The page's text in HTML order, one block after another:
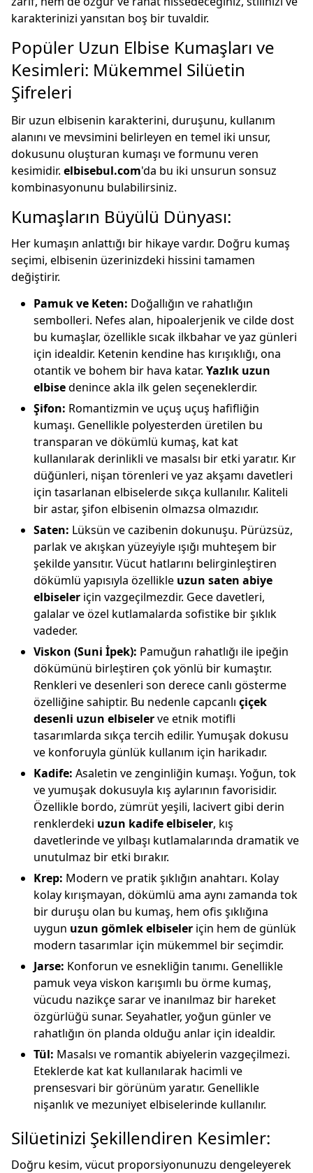
karakterinizi yansıtan boş bir tuvaldir.
Popüler Uzun Elbise Kumaşları ve
Kesimleri: Mükemmel Silüetin
Şifreleri
Bir uzun elbisenin karakterini, duruşunu, kullanım
alanını ve mevsimini belirleyen en temel iki unsur,
dokusunu oluşturan kumaşı ve formunu veren
kesimidir. elbisebul.com'da bu iki unsurun sonsuz
kombinasyonunu bulabilirsiniz.
Kumaşların Büyülü Dünyası:
Her kumaşın anlattığı bir hikaye vardır. Doğru kumaş
seçimi, elbisenin üzerinizdeki hissini tamamen
değiştirir.
Pamuk ve Keten: Doğallığın ve rahatlığın
sembolleri. Nefes alan, hipoalerjenik ve cilde dost
bu kumaşlar, özellikle sıcak ilkbahar ve yaz günleri
için idealdir. Ketenin kendine has kırışıklığı, ona
otantik ve bohem bir hava katar. Yazlık uzun
elbisedenince akla ilk gelen seçeneklerdir.
Şifon: Romantizmin ve uçuş uçuş hafifliğin
kumaşı. Genellikle polyesterden üretilen bu
transparan ve dökümlü kumaş, kat kat
kullanılarak derinlikli ve masalsı bir etki yaratır. Kır
düğünleri, nişan törenleri ve yaz akşamı davetleri
için tasarlanan elbiselerde sıkça kullanılır. Kaliteli
bir astar, şifon elbisenin olmazsa olmazıdır.
Saten: Lüksün ve cazibenin dokunuşu. Pürüzsüz,
parlak ve akışkan yüzeyiyle ışığı muhteşem bir
şekilde yansıtır. Vücut hatlarını belirginleştiren
dökümlü yapısıyla özellikle uzun saten abiye
elbiseler için vazgeçilmezdir. Gece davetleri,
galalar ve özel kutlamalarda sofistike bir şıklık
vadeder.
Viskon (Suni İpek): Pamuğun rahatlığı ile ipeğin
dökümünü birleştiren çok yönlü bir kumaştır.
Renkleri ve desenleri son derece canlı gösterme
özelliğine sahiptir. Bu nedenle capcanlı çiçek
desenli uzun elbiselerve etnik motifli
tasarımlarda sıkça tercih edilir. Yumuşak dokusu
ve konforuyla günlük kullanım için harikadır.
Kadife: Asaletin ve zenginliğin kumaşı. Yoğun, tok
ve yumuşak dokusuyla kış aylarının favorisidir.
Özellikle bordo, zümrüt yeşili, lacivert gibi derin
renklerdeki uzun kadife elbiseler, kış
davetlerinde ve yılbaşı kutlamalarında dramatik ve
unutulmaz bir etki bırakır.
Krep: Modern ve pratik şıklığın anahtarı. Kolay
kolay kırışmayan, dökümlü ama aynı zamanda tok
bir duruşu olan bu kumaş, hem ofis şıklığına
uygun uzun gömlek elbiseler için hem de günlük
modern tasarımlar için mükemmel bir seçimdir.
Jarse: Konforun ve esnekliğin tanımı. Genellikle
pamuk veya viskon karışımlı bu örme kumaş,
vücudu nazikçe sarar ve inanılmaz bir hareket
özgürlüğü sunar. Seyahatler, yoğun günler ve
rahatlığın ön planda olduğu anlar için idealdir.
Tül: Masalsı ve romantik abiyelerin vazgeçilmezi.
Eteklerde kat kat kullanılarak hacimli ve
prensesvari bir görünüm yaratır. Genellikle
nişanlık ve mezuniyet elbiselerinde kullanılır.
Silüetinizi Şekillendiren Kesimler:
Doğru kesim, vücut proporsiyonunuzu dengeleyerek